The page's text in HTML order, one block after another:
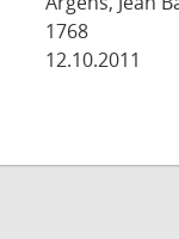
1768
12.10.2011